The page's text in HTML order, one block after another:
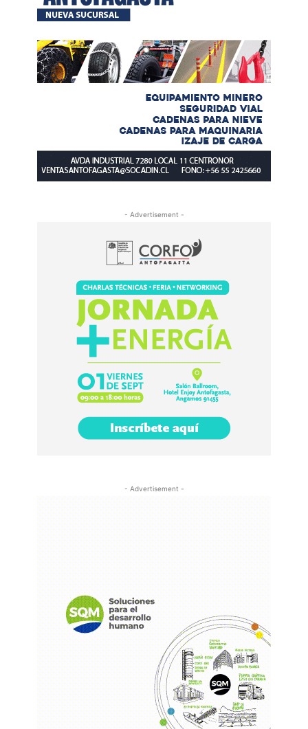
- Advertisement -
- Advertisement -